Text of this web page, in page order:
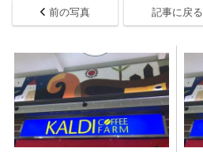
前の写真 記事に戻る